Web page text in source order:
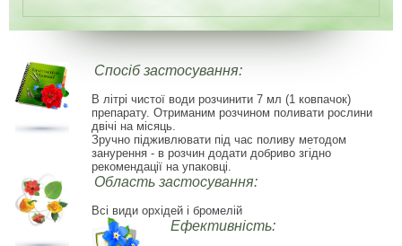
Спосіб застосування:
В літрі чистої води розчинити 7 мл (1 ковпачок)
препарату. Отриманим розчином поливати рослини
двічі на місяць.
Зручно підживлювати під час поливу методом
занурення - в розчин додати добриво згідно
рекомендації на упаковці.
Область застосування:
Всі види орхідей і бромелій
Ефективність: